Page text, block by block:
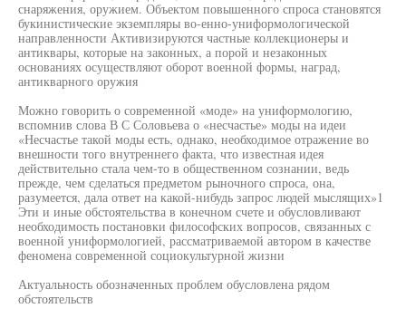
снаряжения, оружием. Объектом повышенного спроса становятся
букинистические экземпляры во-енно-униформологической
направленности Активизируются частные коллекционеры и
антиквары, которые на законных, а порой и незаконных
основаниях осуществляют оборот военной формы, наград,
антикварного оружия
Можно говорить о современной «моде» на униформологию,
вспомнив слова В С Соловьева о «несчастье» моды на идеи
«Несчастье такой моды есть, однако, необходимое отражение во
внешности того внутреннего факта, что известная идея
действительно стала чем-то в общественном сознании, ведь
прежде, чем сделаться предметом рыночного спроса, она,
разумеется, дала ответ на какой-нибудь запрос людей мыслящих»1
Эти и иные обстоятельства в конечном счете и обусловливают
необходимость постановки философских вопросов, связанных с
военной униформологией, рассматриваемой автором в качестве
феномена современной социокультурной жизни
Актуальность обозначенных проблем обусловлена рядом
обстоятельств